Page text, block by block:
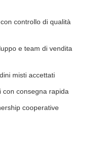
controllo di qualità
e team di vendita
misti accettati
con consegna rapida
cooperative